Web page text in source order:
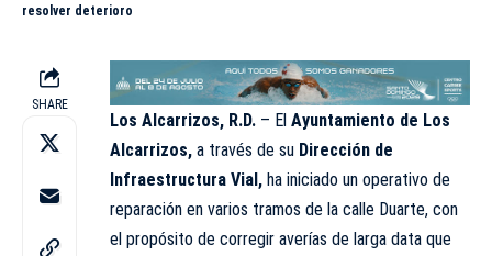
resolver deterioro
SHARE
Los Alcarrizos, R.D. – El Ayuntamiento de Los
Alcarrizos, a través de su Dirección de
Infraestructura Vial, ha iniciado un operativo de
reparación en varios tramos de la calle Duarte, con
el propósito de corregir averías de larga data que